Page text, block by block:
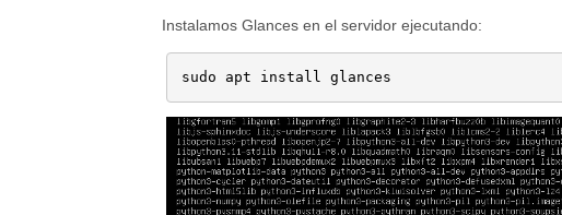
Instalamos Glances en el servidor ejecutando: